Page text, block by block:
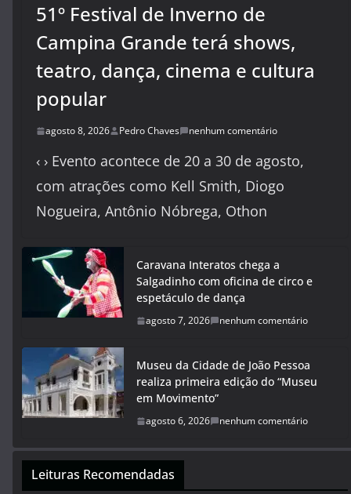
51º Festival de Inverno de
Campina Grande terá shows,
teatro, dança, cinema e cultura
popular
agosto 8, 2026 Pedro Chaves nenhum comentário
‹ › Evento acontece de 20 a 30 de agosto,
com atrações como Kell Smith, Diogo
Nogueira, Antônio Nóbrega, Othon
Caravana Interatos chega a
Salgadinho com oficina de circo e
espetáculo de dança
agosto 7, 2026 nenhum comentário
Museu da Cidade de João Pessoa
realiza primeira edição do “Museu
em Movimento”
agosto 6, 2026 nenhum comentário
Leituras Recomendadas